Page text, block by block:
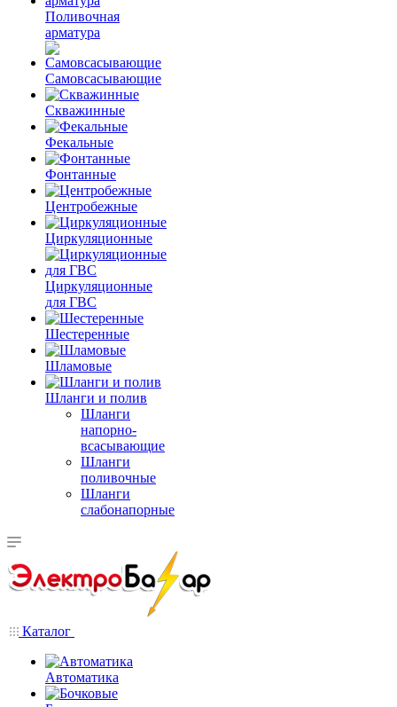
Поливочная
арматура
Самовсасывающие
Скважинные
Фекальные
Фонтанные
Центробежные
Циркуляционные
Циркуляционные
для ГВС
Шестеренные
Шламовые
Шланги и полив
Шланги
напорно-
всасывающие
Шланги
поливочные
Шланги
слабонапорные
Каталог
Автоматика